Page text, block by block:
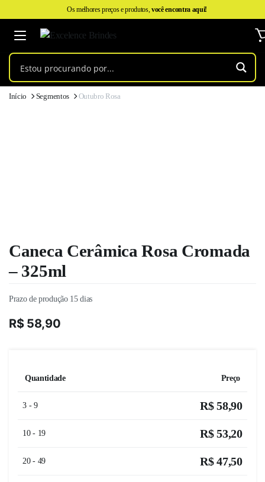
Os melhores preços e produtos,você encontra aqui!
Início Segmentos Outubro Rosa
Caneca Cerâmica Rosa Cromada
– 325ml
Prazo de produção 15 dias
R$58,90
Quantidade Preço
3 - 9 R$58,90
10 - 19 R$53,20
20 - 49 R$47,50